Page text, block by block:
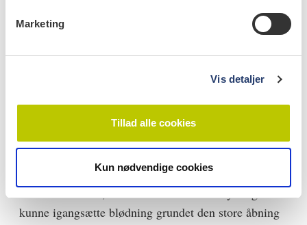
Marketing
Vis detaljer
Tillad alle cookies
Kun nødvendige cookies
Aseptisk arbejdsfelt med kofferdam og afvaskning med
desinfektionsvæske.
Påbegynd kanalbehandling med følgende forbehold: •
mekanisk udrensning være begrænset. • Endelig rodmål
indirekte røntgenteknik anvendes. • Skylning med
natriumhypoklorit 2,5 % (vær skånsom med kanyletryk
uden for kanalen, eftersom en voldsom skylning vil
kunne igangsætte blødning grundet den store åbning